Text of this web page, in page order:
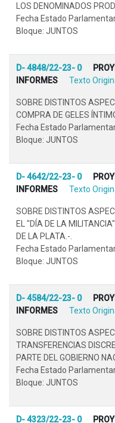
LOS DENOMINADOS
Fecha Estado
Bloque: JUNTOS
D- 4848/22-23- 0
INFORMES
Texto
SOBRE DISTINTOS
COMPRA DE GELES
Fecha Estado
Bloque: JUNTOS
D- 4642/22-23- 0
INFORMES
Texto
SOBRE DISTINTOS
EL "DÍA DE LA
DE LA PLATA.-.
Fecha Estado
Bloque: JUNTOS
D- 4584/22-23- 0
INFORMES
Texto
SOBRE DISTINTOS
TRANSFERENCIAS
PARTE DEL GOBIERNO
Fecha Estado
Bloque: JUNTOS
D- 4323/22-23- 0